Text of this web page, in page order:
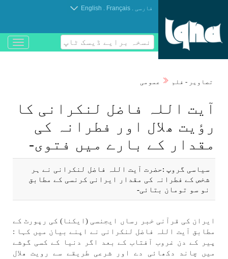
فارسی .
Français
.
English
نسخہ برایے ڈیسک ٹاپ
باز
و
تصاوير - فلم عمومی
آيت اللہ فاضل لنكرانی كا
رٶيت ھلال اور فطرانہ كی
مقدار كے بارے میں فتوی-
سياسی گروپ :حضرت آيت اللہ فاضل لنكرانی نے ہر
شخص كے فطرانہ كی مقدار ايرانی كرنسی كے مطابق
نو سو تومان بتائی-
ايران كی قرآنی خبر رساں ايجنسی (ايكنا) كی رپورٹ كے
مطابق آيت اللہ فاضل لنكرانی نے اپنے بيان میں كہا :
پير كے دن غروب آفتاب كے بعد اگر دنيا كے كسی گوشے
میں چاند دكھائی دے اور شرعی طريقے سے رويت ھلال